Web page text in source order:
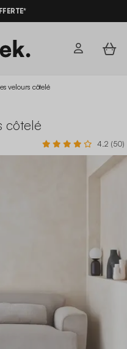
LECODE SUMMER10
velours côtelé
côtelé
4.2 (50)